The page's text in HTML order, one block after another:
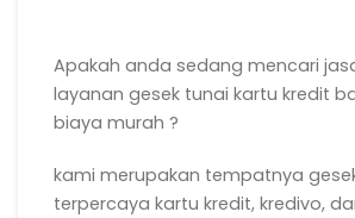
Apakah anda sedang mencari
layanan gesek tunai kartu kredit
biaya murah ?
kami merupakan tempatnya
terpercaya kartu kredit, kredivo,